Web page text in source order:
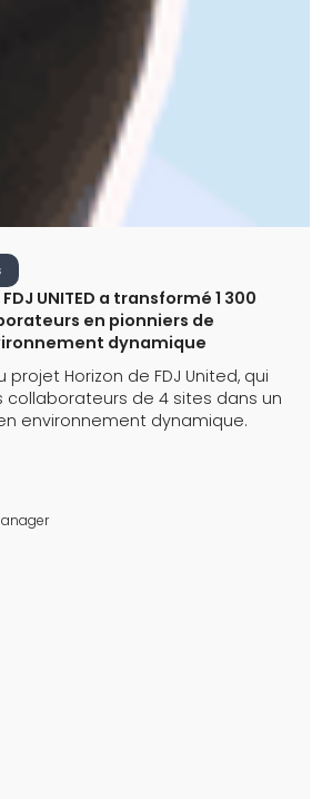
UNITED a transformé 1 300
en pionniers de
dynamique
Horizon de FDJ United, qui
collaborateurs de 4 sites dans un
environnement dynamique.